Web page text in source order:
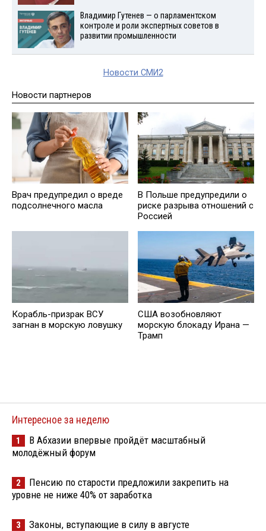
Владимир Гутенев — о парламентском
контроле и роли экспертных советов в
развитии промышленности
Новости СМИ2
Новости партнеров
Врач предупредил о вреде
подсолнечного масла
В Польше предупредили о
риске разрыва отношений с
Россией
Корабль-призрак ВСУ
загнан в морскую ловушку
США возобновляют
морскую блокаду Ирана —
Трамп
Интересное за неделю
1
В Абхазии впервые пройдёт масштабный
молодёжный форум
2
Пенсию по старости предложили закрепить на
уровне не ниже 40% от заработка
3 Законы, вступающие в силу в августе